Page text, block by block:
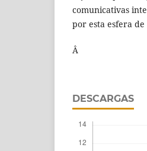
comunicativas
por esta esfera
Â
DESCARGAS